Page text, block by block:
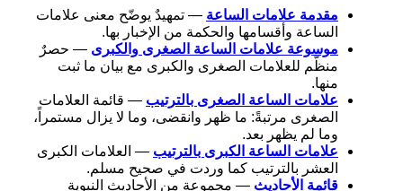
مقدمة علامات الساعة — تمهيدٌ يوضّح معنى علامات
الساعة وأقسامها والحكمة من الإخبار بها.
موسوعة علامات الساعة الصغرى والكبرى — حصرٌ
منظّم للعلامات الصغرى والكبرى مع بيان ما ثبت
منها.
علامات الساعة الصغرى بالترتيب — قائمة العلامات
الصغرى مرتبةً: ما ظهر وانقضى، وما لا يزال مستمراً،
وما لم يظهر بعد.
علامات الساعة الكبرى بالترتيب — العلامات الكبرى
العشر بالترتيب كما وردت في صحيح مسلم.
قائمة الأحاديث — مجموعة من الأحاديث النبوية